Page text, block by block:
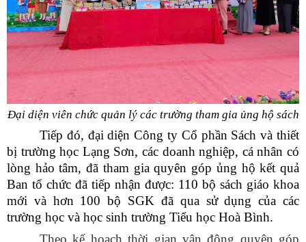
Đại diện viên chức quản lý các trường tham gia ủng hộ sách
Tiếp đó, đại diện Công ty Cổ phần Sách và thiết
bị trường học Lạng Sơn, các doanh nghiệp, cá nhân có
lòng hảo tâm, đã tham gia quyên góp ủng hộ kết quả
Ban tổ chức đã tiếp nhận được: 110 bộ sách giáo khoa
mới và hơn 100 bộ SGK đã qua sử dụng của các
trường học và học sinh trường Tiểu học Hoà Bình.